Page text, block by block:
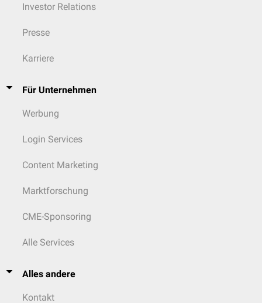
Investor Relations
Presse
Karriere
Für Unternehmen
Werbung
Login Services
Content Marketing
Marktforschung
CME-Sponsoring
Alle Services
Alles andere
Kontakt